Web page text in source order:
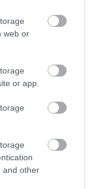
web or
or app.
and other
INDUL A